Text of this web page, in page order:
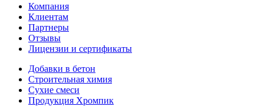
Компания
Клиентам
Партнеры
Отзывы
Лицензии и сертификаты
Добавки в бетон
Строительная химия
Сухие смеси
Продукция Хромпик